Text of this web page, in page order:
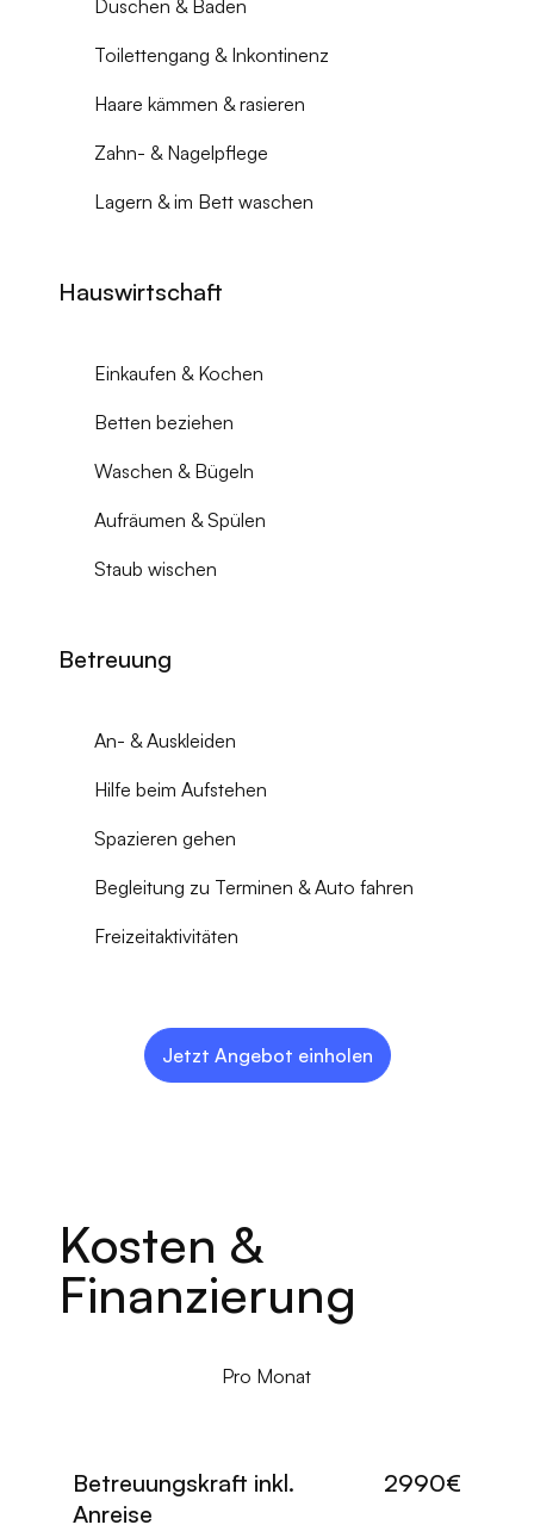
Duschen & Baden
Toilettengang & Inkontinenz
Haare kämmen & rasieren
Zahn- & Nagelpflege
Lagern & im Bett waschen
Hauswirtschaft
Einkaufen & Kochen
Betten beziehen
Waschen & Bügeln
Aufräumen & Spülen
Staub wischen
Betreuung
An- & Auskleiden
Hilfe beim Aufstehen
Spazieren gehen
Begleitung zu Terminen & Auto fahren
Freizeitaktivitäten
Jetzt Angebot einholen
Kosten &
Finanzierung
Pro Monat
Betreuungskraft inkl.
Anreise
2990€